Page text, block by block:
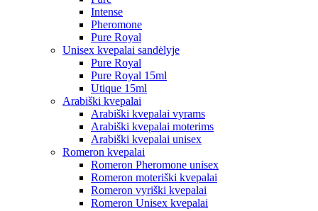
Intense
Pheromone
Pure Royal
Unisex kvepalai sandėlyje
Pure Royal
Pure Royal 15ml
Utique 15ml
Arabiški kvepalai
Arabiški kvepalai vyrams
Arabiški kvepalai moterims
Arabiški kvepalai unisex
Romeron kvepalai
Romeron Pheromone unisex
Romeron moteriški kvepalai
Romeron vyriški kvepalai
Romeron Unisex kvepalai